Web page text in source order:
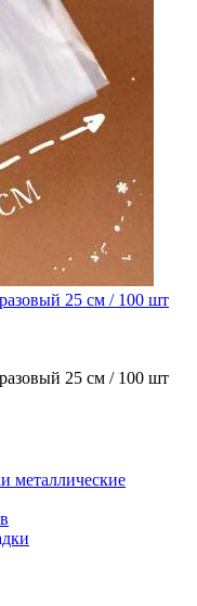
25 см / 100 шт
25 см / 100 шт
металлические